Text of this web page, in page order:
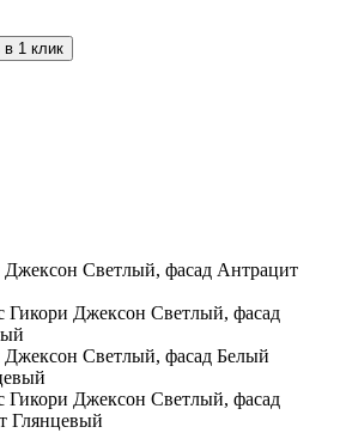
в 1 клик
Гикори Джексон Светлый, фасад
Гикори Джексон Светлый, фасад
Глянцевый